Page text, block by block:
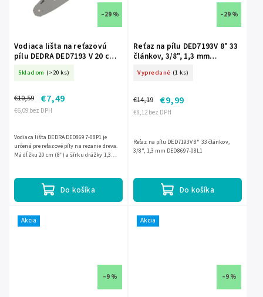
–29 %
Vodiaca lišta na reťazovú
pílu DEDRA DED7193 V 20 cm
08P1
Skladom (>20 ks)
€6,09 bez DPH
€10,59 €7,49
Do košíka
Vodiaca lišta DEDRA DED8697-08P1 je
určená pre reťazové píly na rezanie dreva.
Má dĺžku 20 cm (8") a šírku drážky 1,3
–29 %
Reťaz na pílu DED7193V 8" 33
článkov, 3/8", 1,3 mm
Vypredané (1 ks)
€8,12 bez DPH
€14,19 €9,99
Do košíka
Reťaz na pílu DED7193V 8" 33 článkov,
3/8", 1,3 mm DED8697-08L1
Akcia
–9 %
Akcia
–9 %